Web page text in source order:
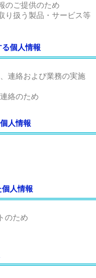
のご提供のため
り扱う製品・サービス等
個人情報
連絡および業務の実施
絡のため
人情報
人情報
のため